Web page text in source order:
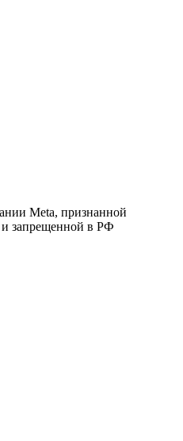
Meta, признанной
и запрещенной в РФ